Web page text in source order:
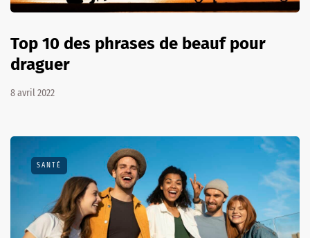
Top 10 des phrases de beauf pour
draguer
8 avril 2022
SANTÉ